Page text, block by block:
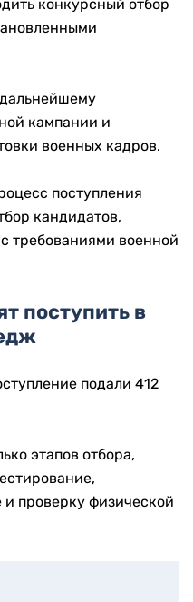
конкурсный отбор
кампании и
военных кадров.
поступления
кандидатов,
требованиями военной
поступить в
подали 412
этапов отбора,
проверку физической